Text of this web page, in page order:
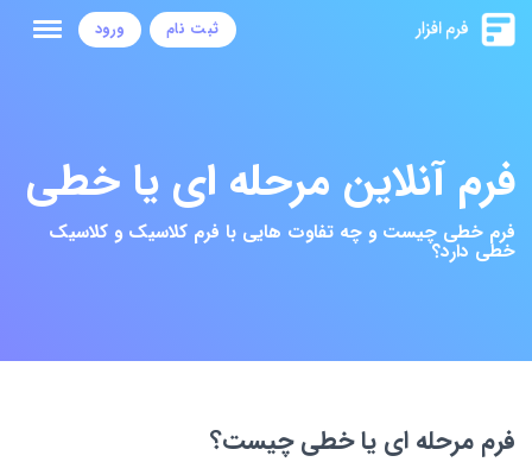
ثبت نام ورود
فرم آنلاین مرحله ای یا خطی
فرم خطی چیست و چه تفاوت هایی با فرم کلاسیک و کلاسیک
خطی دارد؟
فرم مرحله ای یا خطی چیست؟